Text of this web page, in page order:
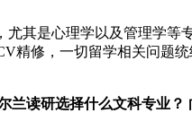
其是心理学以及管理学
精修，一切留学相关问题
兰读研选择什么文科专业？